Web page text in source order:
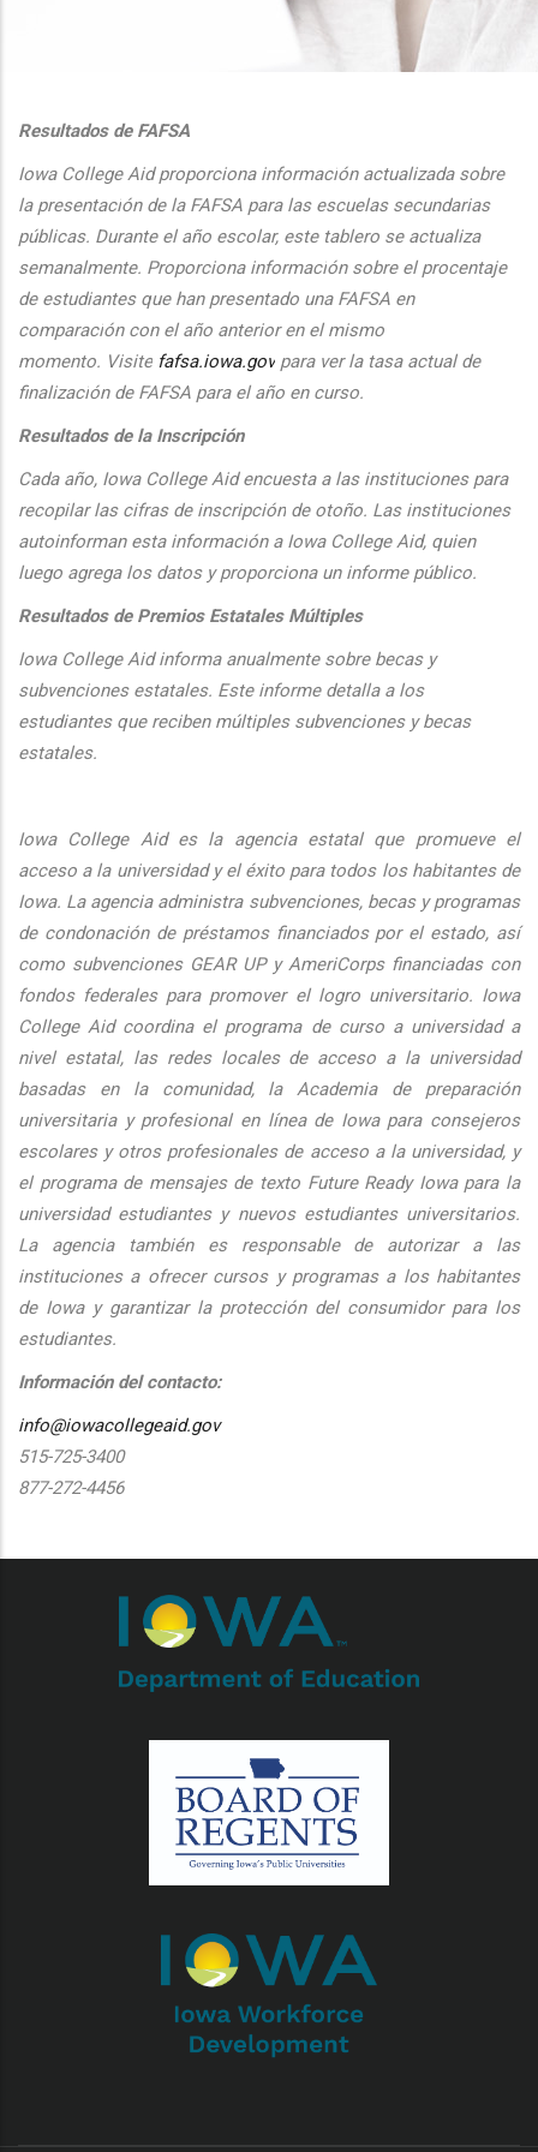
Resultados de FAFSA
Iowa College Aid proporciona información actualizada sobre
la presentación de la FAFSA para las escuelas secundarias
públicas. Durante el año escolar, este tablero se actualiza
semanalmente. Proporciona información sobre el procentaje
de estudiantes que han presentado una FAFSA en
comparación con el año anterior en el mismo
momento. Visite fafsa.iowa.gov para ver la tasa actual de
finalización de FAFSA para el año en curso.
Resultados de la Inscripción
Cada año, Iowa College Aid encuesta a las instituciones para
recopilar las cifras de inscripción de otoño. Las instituciones
autoinforman esta información a Iowa College Aid, quien
luego agrega los datos y proporciona un informe público.
Resultados de Premios Estatales Múltiples
Iowa College Aid informa anualmente sobre becas y
subvenciones estatales. Este informe detalla a los
estudiantes que reciben múltiples subvenciones y becas
estatales.
Iowa College Aid es la agencia estatal que promueve el
acceso a la universidad y el éxito para todos los habitantes de
Iowa. La agencia administra subvenciones, becas y programas
de condonación de préstamos financiados por el estado, así
como subvenciones GEAR UP y AmeriCorps financiadas con
fondos federales para promover el logro universitario. Iowa
College Aid coordina el programa de curso a universidad a
nivel estatal, las redes locales de acceso a la universidad
basadas en la comunidad, la Academia de preparación
universitaria y profesional en línea de Iowa para consejeros
escolares y otros profesionales de acceso a la universidad, y
el programa de mensajes de texto Future Ready Iowa para la
universidad estudiantes y nuevos estudiantes universitarios.
La agencia también es responsable de autorizar a las
instituciones a ofrecer cursos y programas a los habitantes
de Iowa y garantizar la protección del consumidor para los
estudiantes.
Información del contacto:
info@iowacollegeaid.gov
515-725-3400
877-272-4456